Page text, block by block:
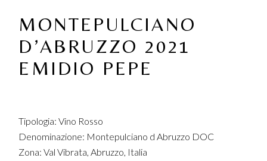
MONTEPULCIANO
D’ABRUZZO 2021
EMIDIO PEPE
Tipologia: Vino Rosso
Denominazione: Montepulciano d Abruzzo DOC
Zona: Val Vibrata, Abruzzo, Italia